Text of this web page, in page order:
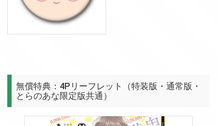
無償特典：4Pリーフレット（特装版・通常版・
とらのあな限定版共通）